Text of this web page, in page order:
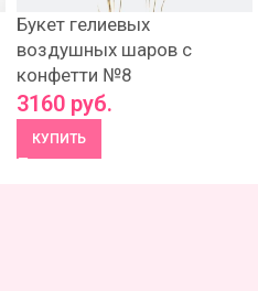
Букет гелиевых
воздушных шаров с
конфетти №8
3160 руб.
КУПИТЬ